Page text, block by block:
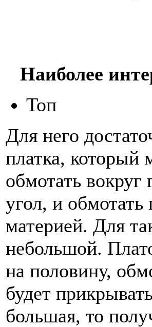
Наиболее
Топ
Для него
платка, который
обмотать
угол, и
материей. Для
небольшой.
на половину,
будет
большая, то